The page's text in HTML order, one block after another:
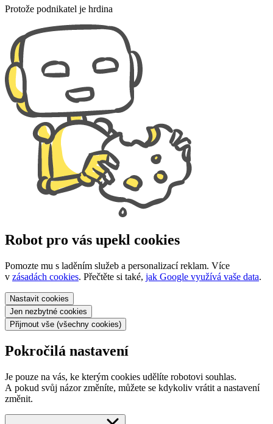
Protože podnikatel je hrdina
Robot pro vás upekl cookies
Pomozte mu s laděním služeb a personalizací reklam. Více
v zásadách cookies. Přečtěte si také, jak Google využívá vaše data.
Nastavit cookies
Jen nezbytné cookies
Přijmout vše (všechny cookies)
Pokročilá nastavení
Je pouze na vás, ke kterým cookies udělíte robotovi souhlas.
A pokud svůj názor změníte, můžete se kdykoliv vrátit a nastavení
změnit.